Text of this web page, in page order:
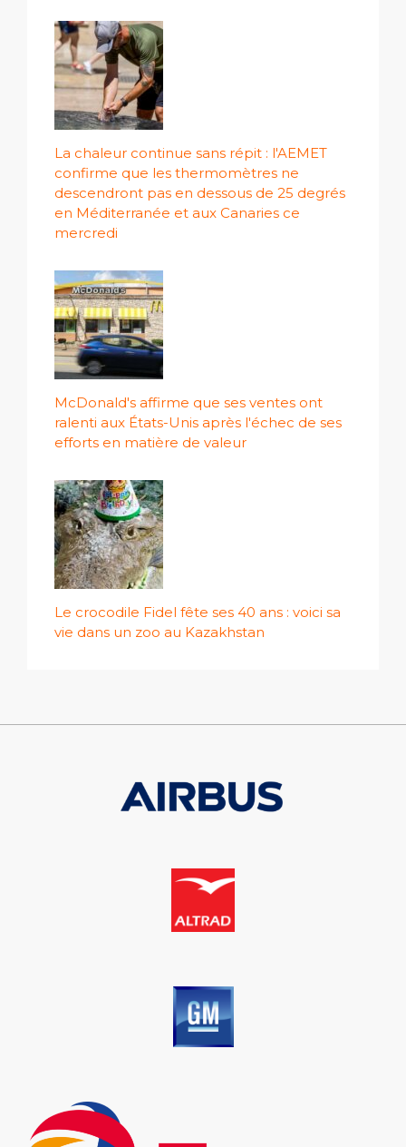
La chaleur continue sans répit : l'AEMET
confirme que les thermomètres ne
descendront pas en dessous de 25 degrés
en Méditerranée et aux Canaries ce
mercredi
McDonald's affirme que ses ventes ont
ralenti aux États-Unis après l'échec de ses
efforts en matière de valeur
Le crocodile Fidel fête ses 40 ans : voici sa
vie dans un zoo au Kazakhstan